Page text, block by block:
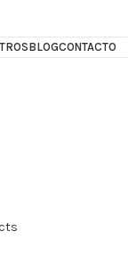
BLOGCONTACTO